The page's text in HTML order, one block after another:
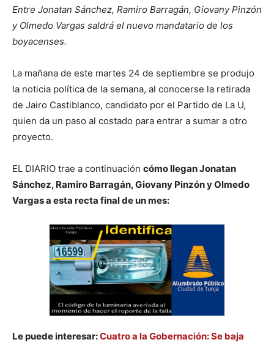
Entre Jonatan Sánchez, Ramiro Barragán, Giovany Pinzón
y Olmedo Vargas saldrá el nuevo mandatario de los
boyacenses.
La mañana de este martes 24 de septiembre se produjo
la noticia política de la semana, al conocerse la retirada
de Jairo Castiblanco, candidato por el Partido de La U,
quien da un paso al costado para entrar a sumar a otro
proyecto.
EL DIARIO trae a continuación cómo llegan Jonatan
Sánchez, Ramiro Barragán, Giovany Pinzón y Olmedo
Vargas a esta recta final de un mes:
Le puede interesar:Cuatro a la Gobernación: Se baja